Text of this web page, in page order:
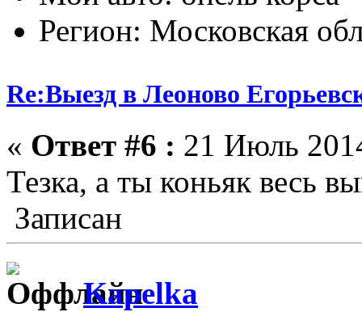
Регион: Московская
Re:Выезд в Леоново
« Ответ #6 : 21 Июль
Тезка, а ты коньяк весь
Записан
Kapelka